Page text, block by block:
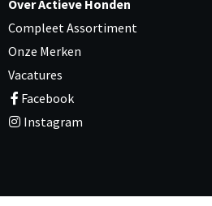
Over Actieve Honden
Compleet Assortiment
Onze Merken
Vacatures
Facebook
Instagram